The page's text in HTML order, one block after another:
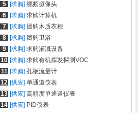
5
[求购] 视频摄像头
6
[求购] 求购计算机
7
[求购] 团购木质衣柜
8
[求购] 团购卫浴
9
[求购] 求购灌溉设备
10 [求购] 求购有机挥发探测VOC
11 [求购] 孔板流量计
12 [供应] 单通道仪表
13 [供应] 高精度单通道仪表
14 [供应] PID仪表